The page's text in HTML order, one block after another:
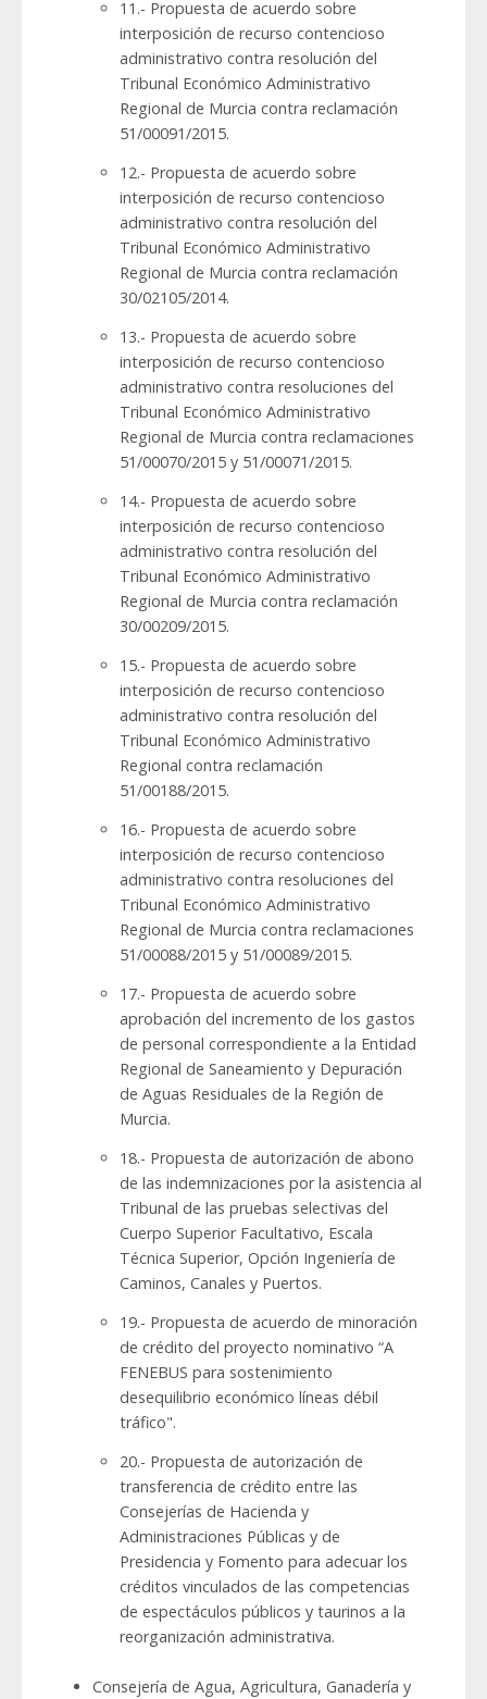
11.- Propuesta de acuerdo sobre
interposición de recurso contencioso
administrativo contra resolución del
Tribunal Económico Administrativo
Regional de Murcia contra reclamación
51/00091/2015.
12.- Propuesta de acuerdo sobre
interposición de recurso contencioso
administrativo contra resolución del
Tribunal Económico Administrativo
Regional de Murcia contra reclamación
30/02105/2014.
13.- Propuesta de acuerdo sobre
interposición de recurso contencioso
administrativo contra resoluciones del
Tribunal Económico Administrativo
Regional de Murcia contra reclamaciones
51/00070/2015 y 51/00071/2015.
14.- Propuesta de acuerdo sobre
interposición de recurso contencioso
administrativo contra resolución del
Tribunal Económico Administrativo
Regional de Murcia contra reclamación
30/00209/2015.
15.- Propuesta de acuerdo sobre
interposición de recurso contencioso
administrativo contra resolución del
Tribunal Económico Administrativo
Regional contra reclamación
51/00188/2015.
16.- Propuesta de acuerdo sobre
interposición de recurso contencioso
administrativo contra resoluciones del
Tribunal Económico Administrativo
Regional de Murcia contra reclamaciones
51/00088/2015 y 51/00089/2015.
17.- Propuesta de acuerdo sobre
aprobación del incremento de los gastos
de personal correspondiente a la Entidad
Regional de Saneamiento y Depuración
de Aguas Residuales de la Región de
Murcia.
18.- Propuesta de autorización de abono
de las indemnizaciones por la asistencia al
Tribunal de las pruebas selectivas del
Cuerpo Superior Facultativo, Escala
Técnica Superior, Opción Ingeniería de
Caminos, Canales y Puertos.
19.- Propuesta de acuerdo de minoración
de crédito del proyecto nominativo “A
FENEBUS para sostenimiento
desequilibrio económico líneas débil
tráfico".
20.- Propuesta de autorización de
transferencia de crédito entre las
Consejerías de Hacienda y
Administraciones Públicas y de
Presidencia y Fomento para adecuar los
créditos vinculados de las competencias
de espectáculos públicos y taurinos a la
reorganización administrativa.
Consejería de Agua, Agricultura, Ganadería y